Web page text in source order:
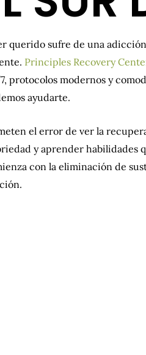
querido sufre de una
Principles Recovery
protocolos modernos y
ayudarte.
el error de ver la
y aprender habilidades
con la eliminación de